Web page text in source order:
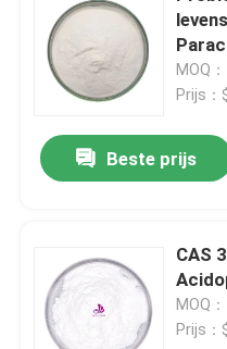
MOQ
Prijs：
Beste prijs
CAS
MOQ
Prijs：